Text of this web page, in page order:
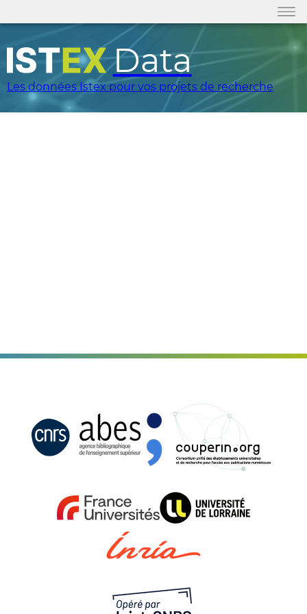
Data
Les données Istex pour vos projets de recherche